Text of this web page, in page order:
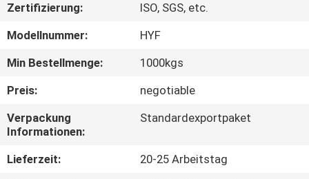
FABRIK-
AUSFLUG
QUALITÄTSKONTROLLE
TRETEN
SIE
Zertifizierung:
ISO, SGS, etc.
Modellnummer:
HYF
Min Bestellmenge:
1000kgs
Preis:
negotiable
Verpackung
Informationen:
Standardexportpaket
Lieferzeit:
20-25 Arbeitstag